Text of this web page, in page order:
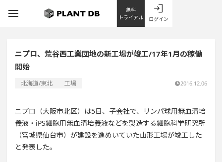
無料
トライアル
ログイン
ニプロ、荒谷西工業団地の新工場が竣工/17年1月の稼働
開始
北海道/東北 工場 2016.12.06
ニプロ（大阪市北区）は5日、子会社で、リンパ球用無血清培
養液・iPS細胞用無血清培養液などを製造する細胞科学研究所
（宮城県仙台市）が建設を進めいていた山形工場が竣工した
と発表した。